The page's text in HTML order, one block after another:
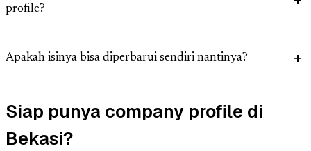
profile?
Apakah isinya bisa diperbarui sendiri nantinya?
Siap punya company profile di
Bekasi?